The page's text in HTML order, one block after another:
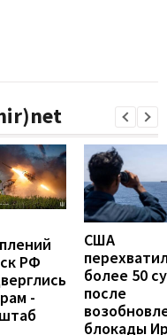
РФ
-
США
более 50
после
блокады